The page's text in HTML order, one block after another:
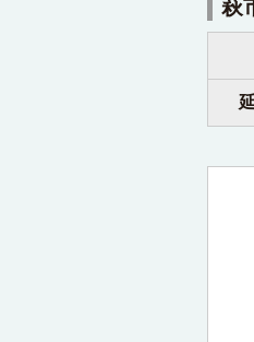
萩